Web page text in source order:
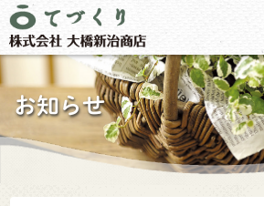
お知らせ